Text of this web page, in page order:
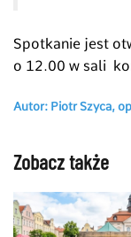
Spotkanie jest
o 12.00 w sali
Autor: Piotr Szyca,
Zobacz także